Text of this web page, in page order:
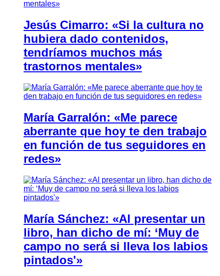
Jesús Cimarro: «Si la cultura no
hubiera dado contenidos,
tendríamos muchos más
trastornos mentales»
María Garralón: «Me parece
aberrante que hoy te den trabajo
en función de tus seguidores en
redes»
María Sánchez: «Al presentar un
libro, han dicho de mí: ‘Muy de
campo no será si lleva los labios
pintados'»